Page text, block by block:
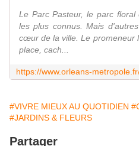
Le Parc Pasteur, le parc
les plus connus. Mais
cœur de la ville. Le promeneur
place, cach...
#VIVRE MIEUX AU QUOTIDIEN
#JARDINS & FLEURS
Partager